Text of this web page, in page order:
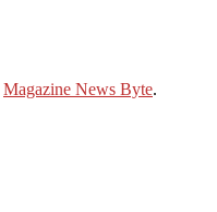
Magazine News Byte.